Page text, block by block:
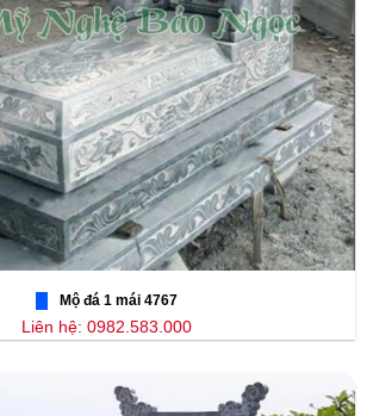
Mộ đá 1 mái 4767
Liên hệ: 0982.583.000